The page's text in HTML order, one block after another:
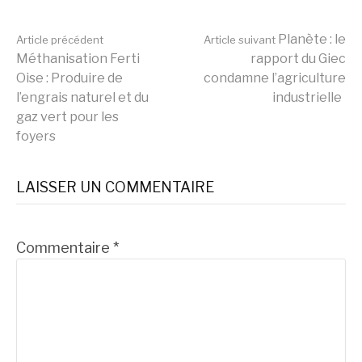
Lire
la
suite
Article précédent
Méthanisation Ferti
Oise : Produire de
l’engrais naturel et du
gaz vert pour les
foyers
Article suivant Planète : le
rapport du Giec
condamne l’agriculture
industrielle
LAISSER UN COMMENTAIRE
Commentaire *